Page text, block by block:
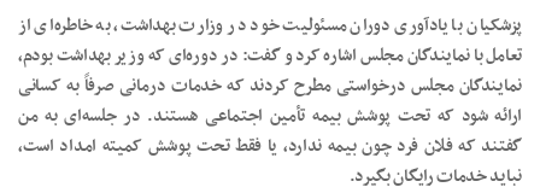
پزشکیان با یادآوری دوران مسئولیت خود در وزارت بهداشت، به خاطره‌ای از
تعامل با نمایندگان مجلس اشاره کرد و گفت: در دوره‌ای که وزیر بهداشت بودم،
نمایندگان مجلس درخواستی مطرح کردند که خدمات درمانی صرفاً به کسانی
ارائه شود که تحت پوشش بیمه تأمین اجتماعی هستند. در جلسه‌ای به من
گفتند که فلان فرد چون بیمه ندارد، یا فقط تحت پوشش کمیته امداد است،
نباید خدمات رایگان بگیرد.